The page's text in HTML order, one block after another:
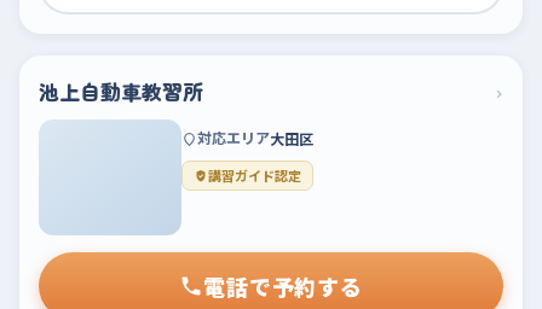
池上自動車教習所 ›
対応エリア大田区
講習ガイド認定
電話で予約する